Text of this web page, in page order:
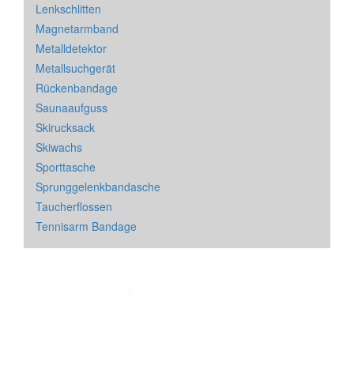
Lenkschlitten
Magnetarmband
Metalldetektor
Metallsuchgerät
Rückenbandage
Saunaaufguss
Skirucksack
Skiwachs
Sporttasche
Sprunggelenkbandasche
Taucherflossen
Tennisarm Bandage